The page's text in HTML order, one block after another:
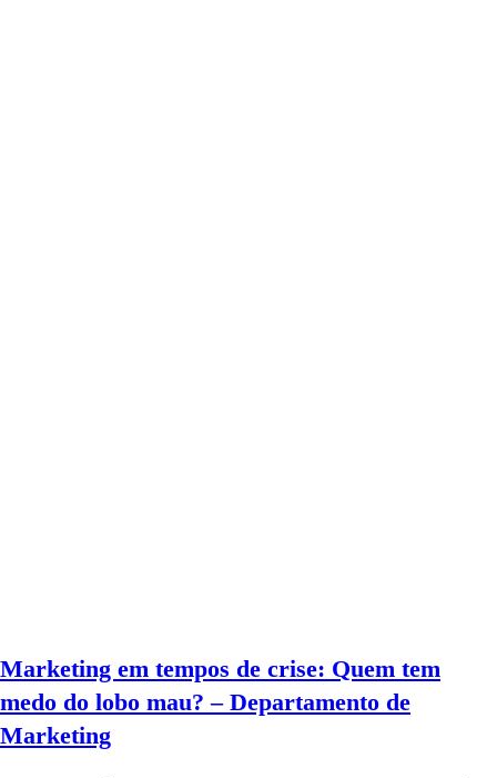
Marketing em tempos de crise: Quem tem
medo do lobo mau? – Departamento de
Marketing